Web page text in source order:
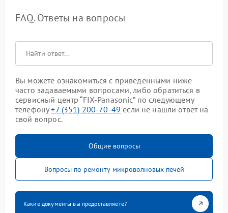
FAQ. Ответы на вопросы
Вы можете ознакомиться с приведенными ниже
часто задаваемыми вопросами, либо обратиться в
сервисный центр “FIX-Panasonic” по следующему
телефону+7 (351) 200-70-49 если не нашли ответ на
свой вопрос.
Общие вопросы
Вопросы по ремонту микроволновых печей
Какие документы вы предоставляете?